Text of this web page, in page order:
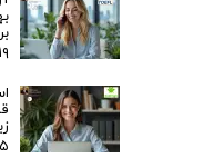
۱۹ بهمن ۰۴
۱۵